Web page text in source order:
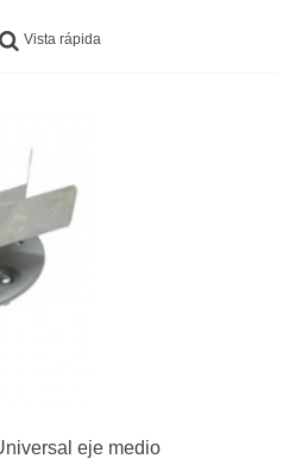
Vista rápida
eje medio